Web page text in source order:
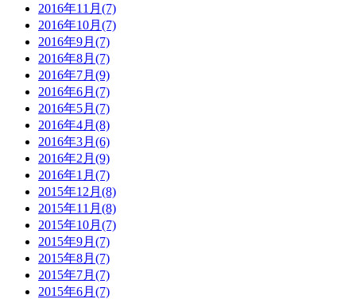
2016年11月(7)
2016年10月(7)
2016年9月(7)
2016年8月(7)
2016年7月(9)
2016年6月(7)
2016年5月(7)
2016年4月(8)
2016年3月(6)
2016年2月(9)
2016年1月(7)
2015年12月(8)
2015年11月(8)
2015年10月(7)
2015年9月(7)
2015年8月(7)
2015年7月(7)
2015年6月(7)